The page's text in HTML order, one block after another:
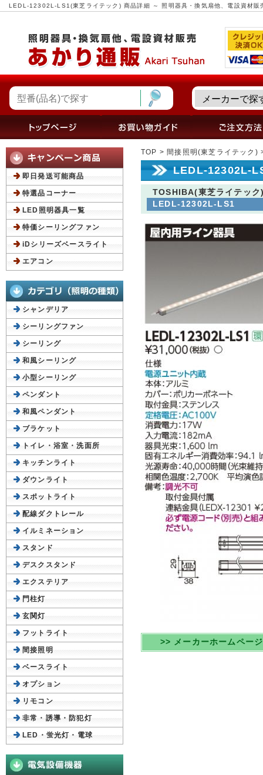
LEDL-12302L-LS1(東芝ライテック) 商品詳細 ～ 照明器具・換気扇他、電設資材販
TOP > 間接照明(東芝ライテック)
LEDL-12302L-
TOSHIBA(東芝ライテック
LEDL-12302L-LS1
>> メーカーホームペー
即日発送可能商品
特選品コーナー
LED照明器具一覧
特価シーリングファン
iDシリーズベースライト
エアコン
シャンデリア
シーリングファン
シーリング
和風シーリング
小型シーリング
ペンダント
和風ペンダント
ブラケット
トイレ・浴室・洗面所
キッチンライト
ダウンライト
スポットライト
配線ダクトレール
イルミネーション
スタンド
デスクスタンド
エクステリア
門柱灯
玄関灯
フットライト
間接照明
ベースライト
オプション
リモコン
非常・誘導・防犯灯
LED・蛍光灯・電球